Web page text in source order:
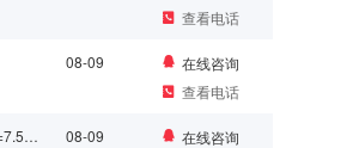
查看电话
08-09
在线咨询
查看电话
插件,P=7.5mm 08-09
在线咨询